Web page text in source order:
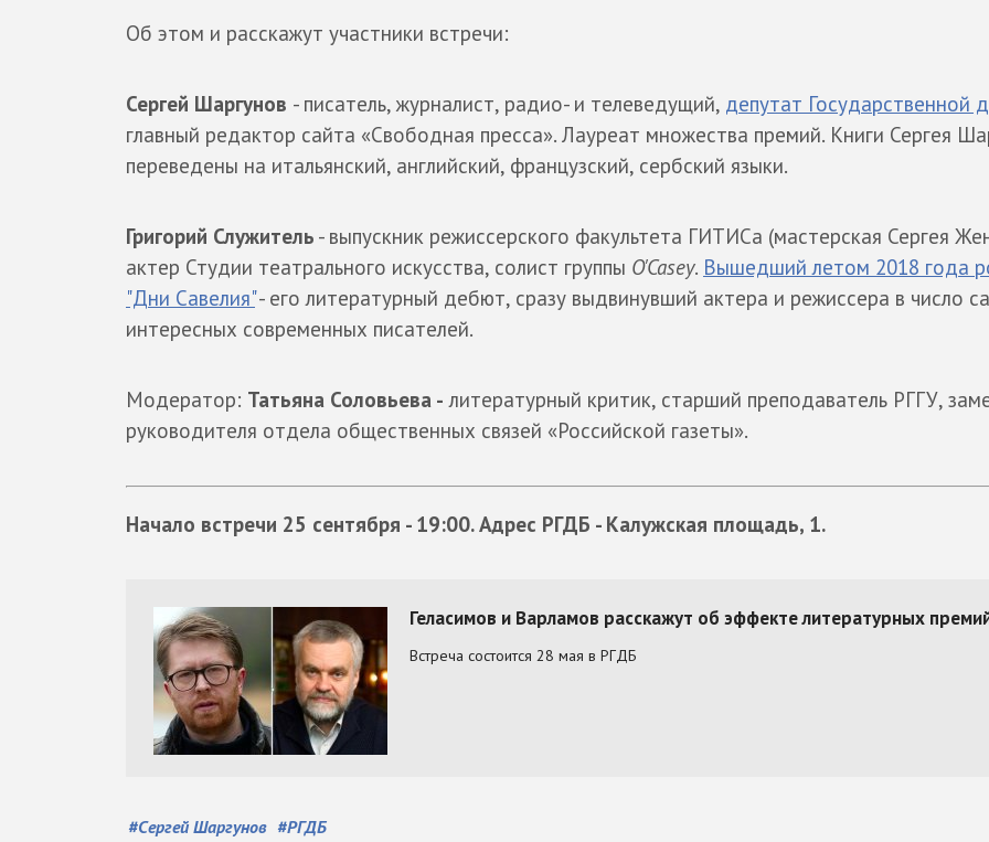
Об этом и расскажут участники встречи:
Сергей Шаргунов - писатель, журналист, радио- и телеведущий, депутат Государственной
главный редактор сайта «Свободная пресса». Лауреат множества премий. Книги Сергея
переведены на итальянский, английский, французский, сербский языки.
Григорий Служитель - выпускник режиссерского факультета ГИТИСа (мастерская Сергея
актер Студии театрального искусства, солист группы O'Casey. Вышедший летом 2018 года
"Дни Савелия"- его литературный дебют, сразу выдвинувший актера и режиссера в число
интересных современных писателей.
Модератор: Татьяна Соловьева - литературный критик, старший преподаватель РГГУ,
руководителя отдела общественных связей «Российской газеты».
Начало встречи 25 сентября - 19:00. Адрес РГДБ - Калужская площадь, 1.
#Сергей Шаргунов #РГДБ